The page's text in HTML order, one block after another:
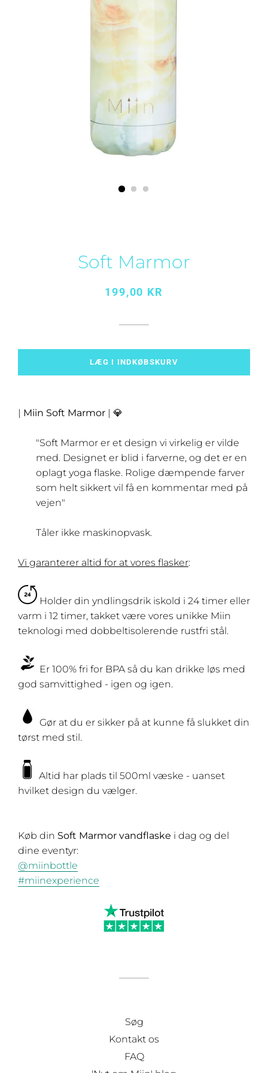
Soft Marmor
Normalpris
Udsalgspris
199,00 KR
LÆG I INDKØBSKURV
| Miin Soft Marmor | 💎
"Soft Marmor er et design vi virkelig er vilde
med. Designet er blid i farverne, og det er en
oplagt yoga flaske. Rolige dæmpende farver
som helt sikkert vil få en kommentar med på
vejen"
Tåler ikke maskinopvask.
Vi garanterer altid for at vores flasker:
Holder din yndlingsdrik iskold i 24 timer eller
varm i 12 timer, takket være vores unikke Miin
teknologi med dobbeltisolerende rustfri stål.
Er 100% fri for BPA så du kan drikke løs med
god samvittighed - igen og igen.
Gør at du er sikker på at kunne få slukket din
tørst med stil.
Altid har plads til 500ml væske - uanset
hvilket design du vælger.
Køb din Soft Marmor vandflaske i dag og del
dine eventyr:
@miinbottle
#miinexperience
Søg
Kontakt os
FAQ